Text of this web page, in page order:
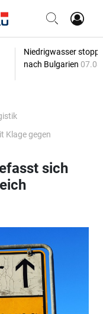
Niedrigwasser
nach Bulgarien
Klage gegen
sich